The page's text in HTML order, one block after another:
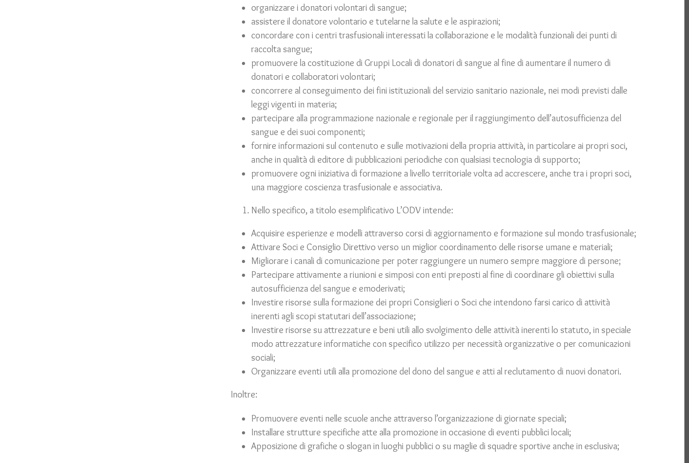
organizzare i donatori volontari di sangue;
assistere il donatore volontario e tutelarne la salute e le aspirazioni;
concordare con i centri trasfusionali interessati la collaborazione e le modalità funzionali dei punti di
raccolta sangue;
promuovere la costituzione di Gruppi Locali di donatori di sangue al fine di aumentare il numero di
donatori e collaboratori volontari;
concorrere al conseguimento dei fini istituzionali del servizio sanitario nazionale, nei modi previsti dalle
leggi vigenti in materia;
partecipare alla programmazione nazionale e regionale per il raggiungimento dell’autosufficienza del
sangue e dei suoi componenti;
fornire informazioni sul contenuto e sulle motivazioni della propria attività, in particolare ai propri soci,
anche in qualità di editore di pubblicazioni periodiche con qualsiasi tecnologia di supporto;
promuovere ogni iniziativa di formazione a livello territoriale volta ad accrescere, anche tra i propri soci,
una maggiore coscienza trasfusionale e associativa.
Nello specifico, a titolo esemplificativo L’ODV intende:
Acquisire esperienze e modelli attraverso corsi di aggiornamento e formazione sul mondo trasfusionale;
Attivare Soci e Consiglio Direttivo verso un miglior coordinamento delle risorse umane e materiali;
Migliorare i canali di comunicazione per poter raggiungere un numero sempre maggiore di persone;
Partecipare attivamente a riunioni e simposi con enti preposti al fine di coordinare gli obiettivi sulla
autosufficienza del sangue e emoderivati;
Investire risorse sulla formazione dei propri Consiglieri o Soci che intendono farsi carico di attività
inerenti agli scopi statutari dell’associazione;
Investire risorse su attrezzature e beni utili allo svolgimento delle attività inerenti lo statuto, in speciale
modo attrezzature informatiche con specifico utilizzo per necessità organizzative o per comunicazioni
sociali;
Organizzare eventi utili alla promozione del dono del sangue e atti al reclutamento di nuovi donatori.
Inoltre:
Promuovere eventi nelle scuole anche attraverso l’organizzazione di giornate speciali;
Installare strutture specifiche atte alla promozione in occasione di eventi pubblici locali;
Apposizione di grafiche o slogan in luoghi pubblici o su maglie di squadre sportive anche in esclusiva;